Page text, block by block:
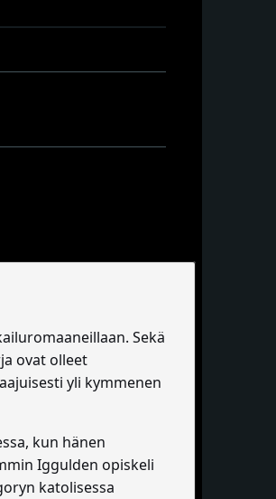
Sekä
ovat olleet
yli kymmenen
kun hänen
Iggulden opiskeli
katolisessa